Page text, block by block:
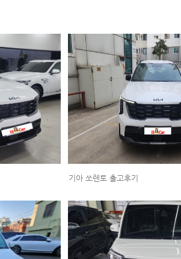
기아 쏘렌토 출고후기